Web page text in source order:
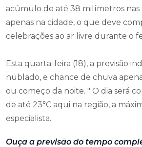
acúmulo de até 38 milímetros nas
apenas na cidade, o que deve
celebrações ao ar livre durante o
Esta quarta-feira (18), a previsão
nublado, e chance de chuva
ou começo da noite. " O dia será
de até 23°C aqui na região, a
especialista.
Ouça a previsão do tempo